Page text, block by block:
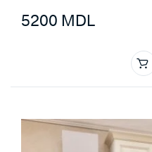
5200 MDL